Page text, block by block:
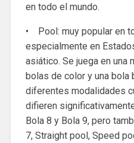
en todo el mundo.
• Pool: muy popular en
especialmente en
asiático. Se juega en una
bolas de color y una bola
diferentes modalidades
difieren
Bola 8 y Bola 9, pero
7, Straight pool, Speed